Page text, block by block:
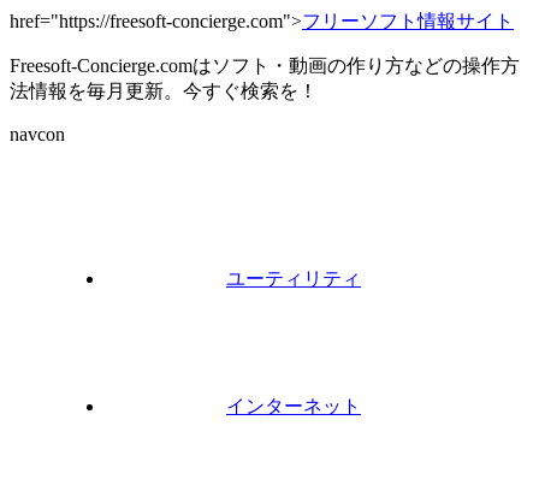
href="https://freesoft-concierge.com">フリーソフト情報サイト
Freesoft-Concierge.comはソフト・動画の作り方などの操作方
法情報を毎月更新。今すぐ検索を！
navcon
ユーティリティ
インターネット